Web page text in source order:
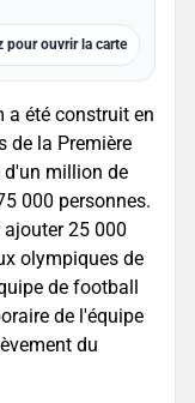
pour ouvrir la carte
a été construit en
de la Première
d'un million de
000 personnes.
ajouter 25 000
olympiques de
de football
de l'équipe
du